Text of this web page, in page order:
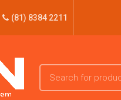
(81) 8384 2211